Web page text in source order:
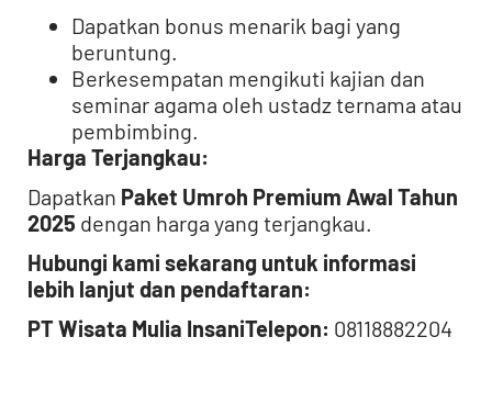
Dapatkan bonus menarik bagi yang
beruntung.
Berkesempatan mengikuti kajian dan
seminar agama oleh ustadz ternama atau
pembimbing.
Harga Terjangkau:
Dapatkan Paket Umroh Premium Awal Tahun
2025 dengan harga yang terjangkau.
Hubungi kami sekarang untuk informasi
lebih lanjut dan pendaftaran:
PT Wisata Mulia InsaniTelepon: 08118882204